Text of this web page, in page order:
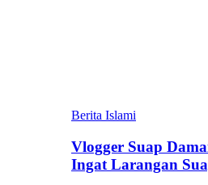
Berita Islami
Vlogger Suap
Ingat Larangan